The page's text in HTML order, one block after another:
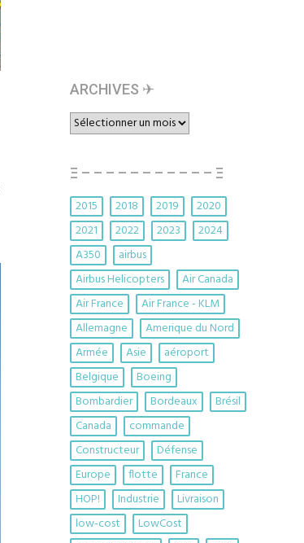
ARCHIVES ✈︎
ARCHIVES
✈︎
Ξ – – – – – – – – – – – Ξ
2015 2018 2019
2020
2021
2022 2023
2024
A350
airbus
Airbus Helicopters
Air Canada
Air France
Air France - KLM
Allemagne
Amerique du Nord
Armée
Asie
aéroport
Belgique
Boeing
Bombardier
Bordeaux
Brésil
Canada
commande
Constructeur
Défense
Europe
flotte
France
HOP!
Industrie
Livraison
low-cost
LowCost